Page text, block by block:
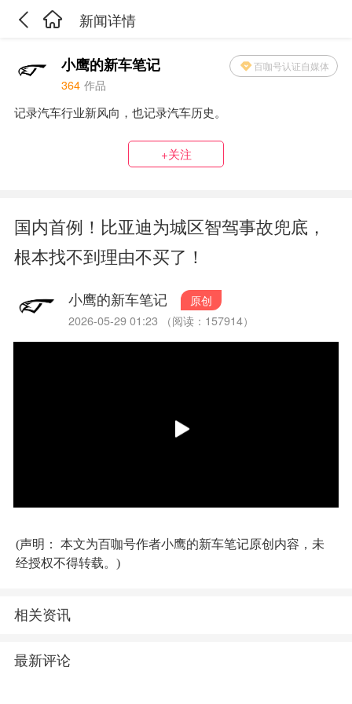
新闻详情
小鹰的新车笔记 百咖号认证自媒体
364 作品
记录汽车行业新风向，也记录汽车历史。
+关注
国内首例！比亚迪为城区智驾事故兜底，
根本找不到理由不买了！
小鹰的新车笔记
原创
2026-05-29 01:23 （阅读：157914）
(声明： 本文为百咖号作者小鹰的新车笔记原创内容，未
经授权不得转载。)
相关资讯
最新评论